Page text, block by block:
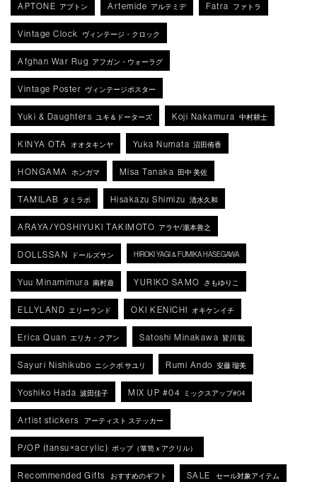
APTONE アプトン Artemide アルテミデ Fatra ファトラ
Vintage Clock ヴィンテージ・クロック
Afghan War Rug アフガン・ウォーラグ
Vintage Poster ヴィンテージポスター
Yuki & Daughters ユキ＆ドーターズ Koji Nakamura 中村耕士
KINYA OTA オオタキンヤ Yuka Numata 沼田侑香
HONGAMA ホンガマ Misa Tanaka 田中 美佐
TAMILAB タミラボ Hisakazu Shimizu 清水久和
ARAYA/YOSHIYUKI TAKIMOTO アラヤ/瀧本善之
DOLLSSAN ドールズサン HIROKI YAGI & FUMIKA HASEGAWA
Yuu Minamimura 南村遊 YURIKO SAMO さもゆりこ
ELLYLAND エリーランド OKI KENICHI オキケンイチ
Erica Quan エリカ・クアン Satoshi Minakawa 皆川 聡
Sayuri Nishikubo ニシクボ サユリ Rumi Ando 安藤 瑠美
Yoshiko Hada 波田佳子 MIX UP #04 ミックスアップ#04
Artist stickers アーティスト ステッカー
P/OP (tansu×acrylic) ポップ（箪笥ｘアクリル）
Recommended Gifts おすすめのギフト SALE セール対象アイテム